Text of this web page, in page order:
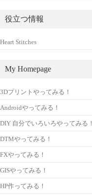
役立つ情報
Heart Stitches
My Homepage
3Dプリントやってみる！
Androidやってみる！
DIY 自分でいろいろやってみる！
DTMやってみる！
FXやってみる！
GISやってみる！
HP作ってみる！